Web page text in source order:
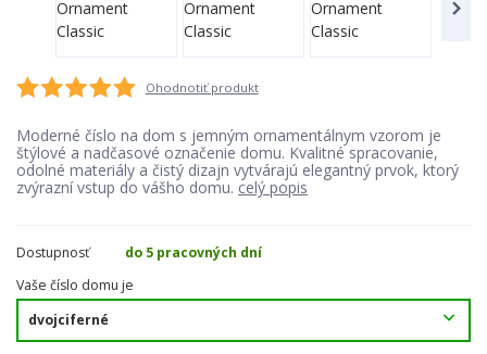
Ohodnotiť produkt
Moderné číslo na dom s jemným ornamentálnym vzorom je
štýlové a nadčasové označenie domu. Kvalitné spracovanie,
odolné materiály a čistý dizajn vytvárajú elegantný prvok, ktorý
zvýrazní vstup do vášho domu. celý popis
Dostupnosť
do 5 pracovných dní
Vaše číslo domu je